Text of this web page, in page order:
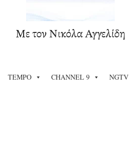
Με τον Νικόλα Αγγελίδη
TEMPO CHANNEL 9 NGTV